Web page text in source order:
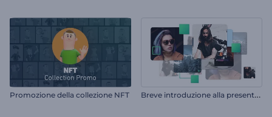
Promozione della collezione NFT B
reve introduzione alla presentazione